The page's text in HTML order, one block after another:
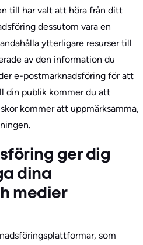
till har valt att höra från ditt
dessutom vara en
ytterligare resurser till
av den information du
e-postmarknadsföring för att
din publik kommer du att
kommer att uppmärksamma,
ger dig
dina
medier
som